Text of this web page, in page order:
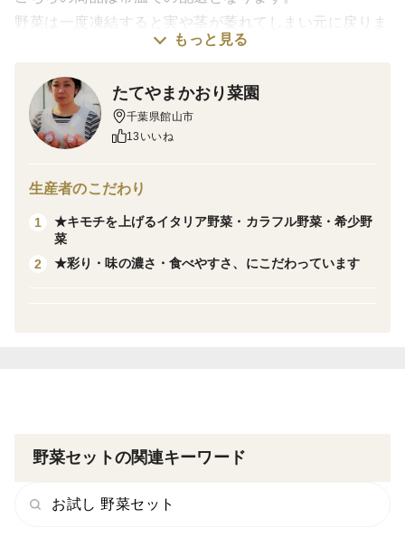
野菜は一度凍結すると実や茎が萎れてしまい元に戻りま
ます。
※千葉県台風に続きコロナ感染症・長雨の影響により野
致します！
▼商品概要
年間130種以上の季節の野菜から選び抜いた安全安心野
菜セットです。※画像は一例です、季節や週内でもお届
わえない野菜も多いので、オリジナルの調理メモを同梱
▼数量、分量の目安
もっと見る
たてやまかおり菜園
千葉県館山市
13いいね
生産者のこだわり
1
★キモチを上げるイタリア野菜・カラフル野菜・希少野
菜
2
★彩り・味の濃さ・食べやすさ、にこだわっています
野菜セットの関連キーワード
お試し 野菜セット